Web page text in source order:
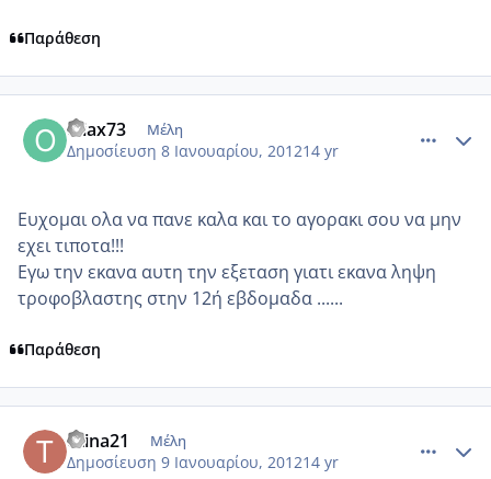
Παράθεση
oliax73 Μέλη
Δημοσίευση 8 Ιανουαρίου, 201214 yr
Ευχομαι ολα να πανε καλα και το αγορακι σου να μην
εχει τιποτα!!!
Εγω την εκανα αυτη την εξεταση γιατι εκανα ληψη
τροφοβλαστης στην 12ή εβδομαδα ......
Παράθεση
titina21 Μέλη
Δημοσίευση 9 Ιανουαρίου, 201214 yr